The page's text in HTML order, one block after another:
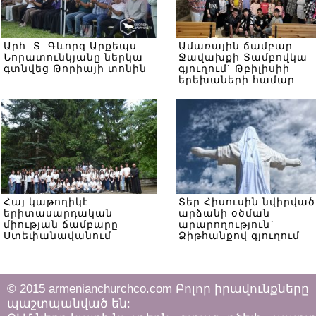
Արհ. Տ. Գևորգ Արքեպս.
Նորատունկյանը ներկա
գտնվեց Թորիայի տոնին
Ամառային ճամբար
Ջավախքի Տամբովկա
գյուղում` Թբիլիսիի
երեխաների համար
Հայ կաթողիկէ
երիտասարդական
միության ճամբարը
Ստեփանավանում
Տեր Հիսուսին նվիրված
արձանի օծման
արարողություն`
Ձիթհանքով գյուղում
© 2015 armenianchurchco.com Բոլոր իրավունքները
պաշտպանված են: